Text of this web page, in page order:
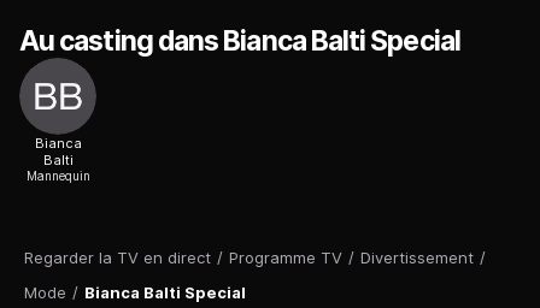
Regarder la TV en direct / Programme TV / Divertissement /
Mode / Bianca Balti Special
Au casting dans Bianca Balti Special
Bianca
Balti
Mannequin